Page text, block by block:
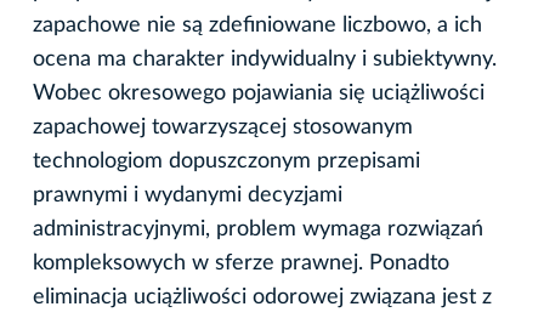
zapachowe nie są zdefiniowane liczbowo, a ich
ocena ma charakter indywidualny i subiektywny.
Wobec okresowego pojawiania się uciążliwości
zapachowej towarzyszącej stosowanym
technologiom dopuszczonym przepisami
prawnymi i wydanymi decyzjami
administracyjnymi, problem wymaga rozwiązań
kompleksowych w sferze prawnej. Ponadto
eliminacja uciążliwości odorowej związana jest z